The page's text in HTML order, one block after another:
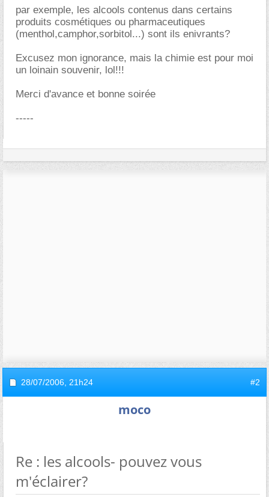
par exemple, les alcools contenus dans certains
produits cosmétiques ou pharmaceutiques
(menthol,camphor,sorbitol...) sont ils enivrants?
Excusez mon ignorance, mais la chimie est pour moi
un loinain souvenir, lol!!!
Merci d'avance et bonne soirée
-----
28/07/2006, 21h24 #2
moco
Re : les alcools- pouvez vous
m'éclairer?